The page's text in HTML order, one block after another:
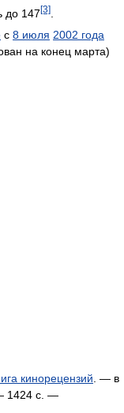
до 147 [3]
с 8 июля 2002 года
на конец марта)
кинорецензий . — в
1424 с. —